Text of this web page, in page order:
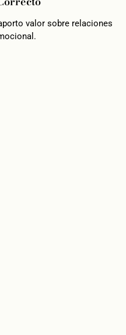
valor sobre relaciones